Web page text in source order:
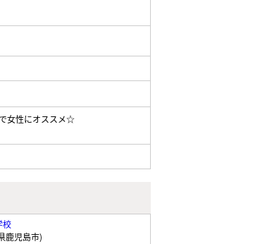
女性にオススメ☆
校
鹿児島市)